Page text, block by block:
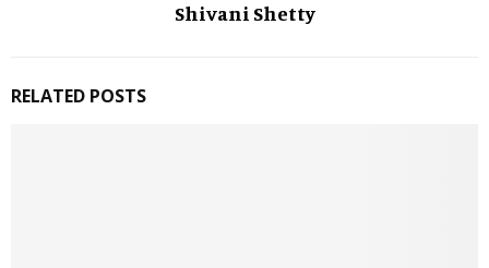
Shivani Shetty
RELATED POSTS